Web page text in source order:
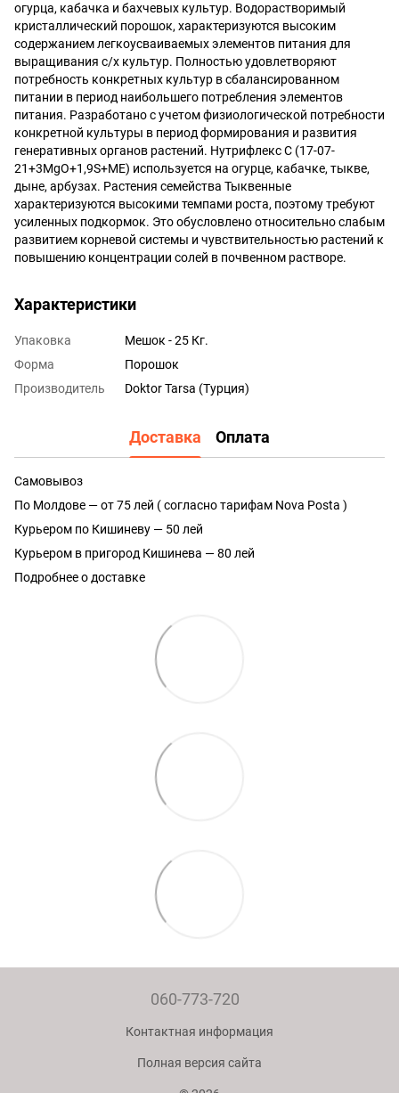
огурца, кабачка и бахчевых культур. Водорастворимый
кристаллический порошок, характеризуются высоким
содержанием легкоусваиваемых элементов питания для
выращивания с/х культур. Полностью удовлетворяют
потребность конкретных культур в сбалансированном
питании в период наибольшего потребления элементов
питания. Разработано с учетом физиологической потребности
конкретной культуры в период формирования и развития
генеративных органов растений. Нутрифлекс С (17-07-
21+3MgO+1,9S+МЕ) используется на огурце, кабачке, тыкве,
дыне, арбузах. Растения семейства Тыквенные
характеризуются высокими темпами роста, поэтому требуют
усиленных подкормок. Это обусловлено относительно слабым
развитием корневой системы и чувствительностью растений к
повышению концентрации солей в почвенном растворе.
Характеристики
Упаковка
Мешок - 25 Кг.
Форма
Порошок
Производитель
Doktor Tarsa (Турция)
Доставка Оплата
Самовывоз
По Молдове — от 75 лей ( согласно тарифам Nova Posta )
Курьером по Кишиневу — 50 лей
Курьером в пригород Кишинева — 80 лей
Подробнее о доставке
060-773-720
Контактная информация
Полная версия сайта